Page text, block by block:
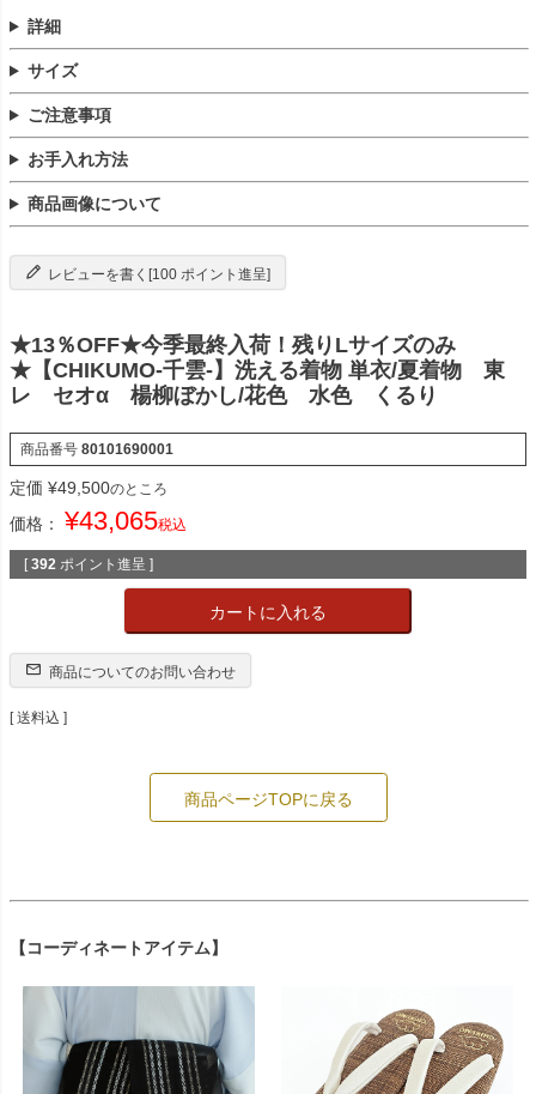
詳細
サイズ
ご注意事項
お手入れ方法
商品画像について
レビューを書く[100 ポイント進呈]
★13％OFF★今季最終入荷！残りLサイズのみ
★【CHIKUMO-千雲-】洗える着物 単衣/夏着物 東
レ セオα 楊柳ぼかし/花色 水色 くるり
商品番号 80101690001
定価 ¥49,500のところ
価格： ¥43,065税込
[ 392 ポイント進呈 ]
カートに入れる
商品についてのお問い合わせ
送料込
商品ページTOPに戻る
【コーディネートアイテム】